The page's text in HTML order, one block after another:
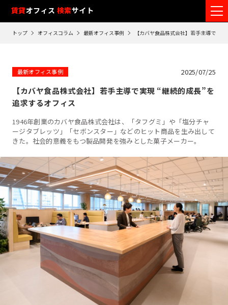
賃貸オフィス 検索サイト
トップ オフィスコラム 最新オフィス事例 【カバヤ食品株式会社】若手主導で実
2025/07/25
最新オフィス事例
【カバヤ食品株式会社】若手主導で実現 “継続的成長”を
追求するオフィス
1946年創業のカバヤ食品株式会社は、「タフグミ」や「塩分チャ
ージタブレッツ」「セボンスター」などのヒット商品を生み出して
きた。社会的意義をもつ製品開発を強みとした菓子メーカー。
フ
ロ
ア
覧
歴
閲
覧
履
は
90
日
が
過
ぎ
る
動